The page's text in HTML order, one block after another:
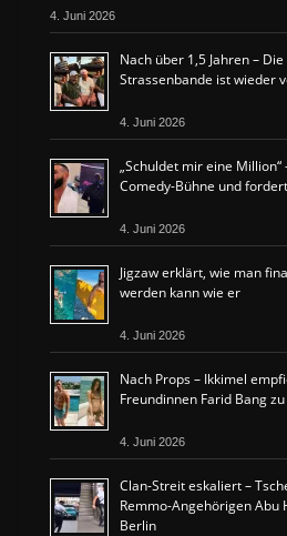
4. Juni 2026
Nach über 1,5 Jahren –
Strassenbande ist wieder
4. Juni 2026
„Schuldet mir eine
Comedy-Bühne und
4. Juni 2026
Jigzaw erklärt, wie man
werden kann wie er
4. Juni 2026
Nach Props – Ikkimel
Freundinnen Farid Bang
4. Juni 2026
Clan-Streit eskaliert –
Remmo-Angehörigen Abu
Berlin